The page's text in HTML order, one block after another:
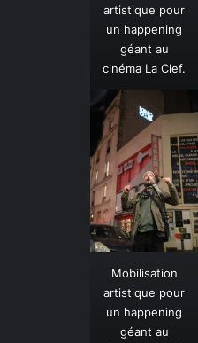
artistique pour
un happening
géant au
cinéma La Clef.
Mobilisation
artistique pour
un happening
géant au